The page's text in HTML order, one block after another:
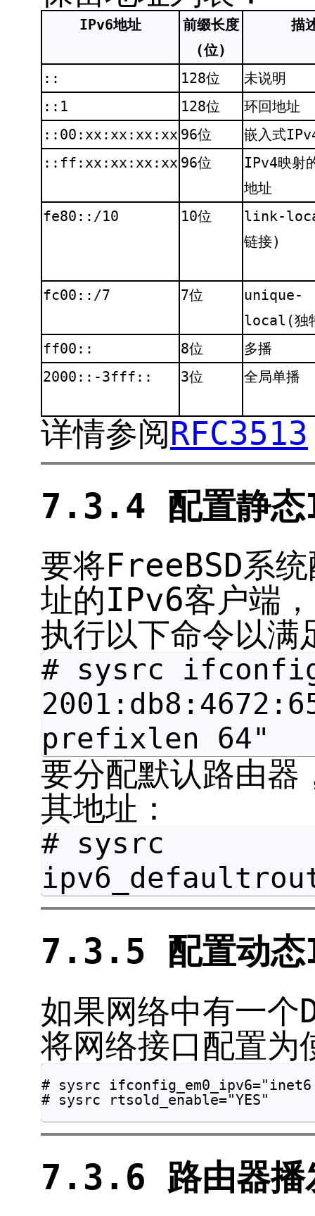
IPv6地址
前缀长度
(位)
描
:: 128位
未说明
::1
128位
环回地址
::00:xx:xx:xx:xx 96位
嵌入式
::ff:xx:xx:xx:xx 96位
IPv4映射
地址
fe80::/10
10位
link-
链接)
fc00::/7 7位
unique-
local(独
ff00::
8位
多播
2000::-3fff::
3位 全局单播
详情参阅RFC3513
7.3.4 配置静态
要将FreeBSD系
址的IPv6客户端
执行以下命令以满
# sysrc
prefixlen 64"
要分配默认路由器
其地址：
# sysrc
7.3.5 配置动态
如果网络中有一个
将网络接口配置为
# sysrc
# sysrc
7.3.6 路由器播